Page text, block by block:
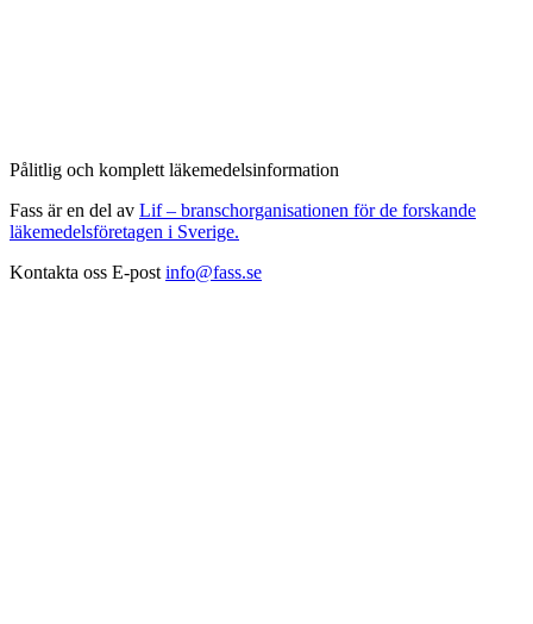
Pålitlig och komplett läkemedelsinformation
Fass är en del av Lif – branschorganisationen för de forskande
läkemedelsföretagen i Sverige.
Kontakta oss E-post info@fass.se